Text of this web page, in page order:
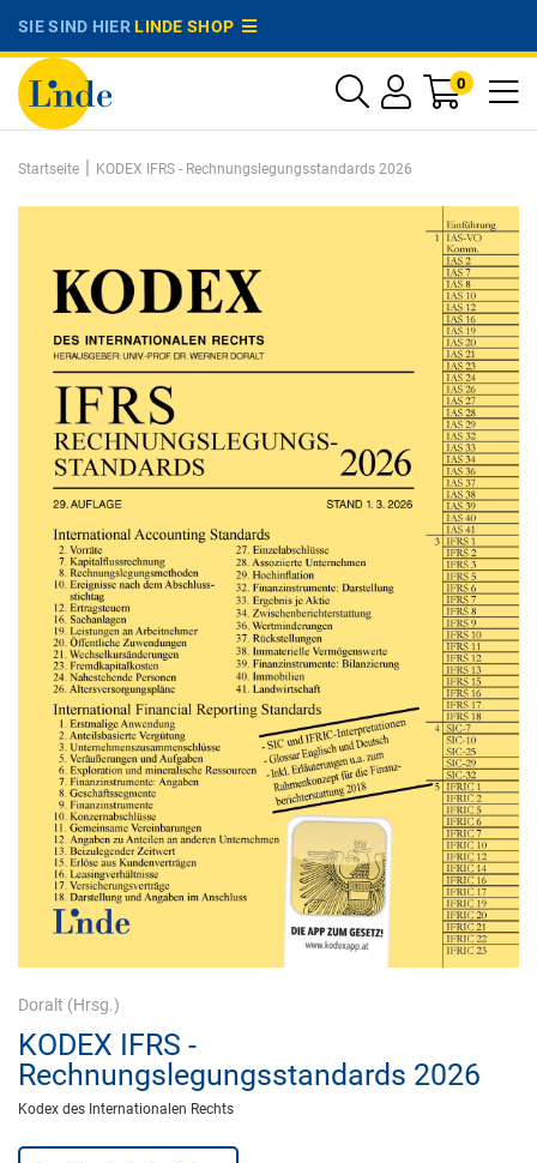
SIE SIND HIERLINDE SHOP
0
Startseite | KODEX IFRS - Rechnungslegungsstandards 2026
Doralt (Hrsg.)
KODEX IFRS -
Rechnungslegungsstandards 2026
Kodex des Internationalen Rechts